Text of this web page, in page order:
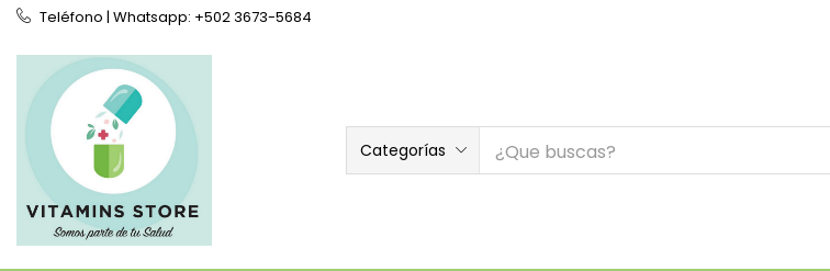
Teléfono | Whatsapp: +502 3673-5684
Categorías
B6 (100 TABLETAS)